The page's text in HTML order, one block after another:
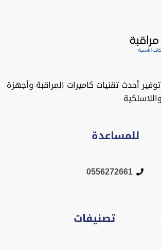
أحدث تقنيات كاميرات المراقبة وأجهزة
للمساعدة
0556272661
تصنيفات